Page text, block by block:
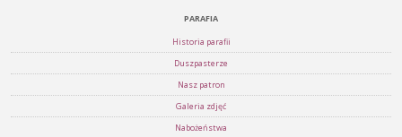
PARAFIA
Historia parafii
Duszpasterze
Nasz patron
Galeria zdjęć
Nabożeństwa